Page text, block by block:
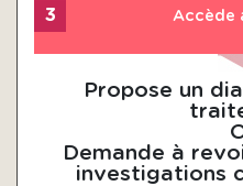
3 Accède
Propose un
Demande à
investigations